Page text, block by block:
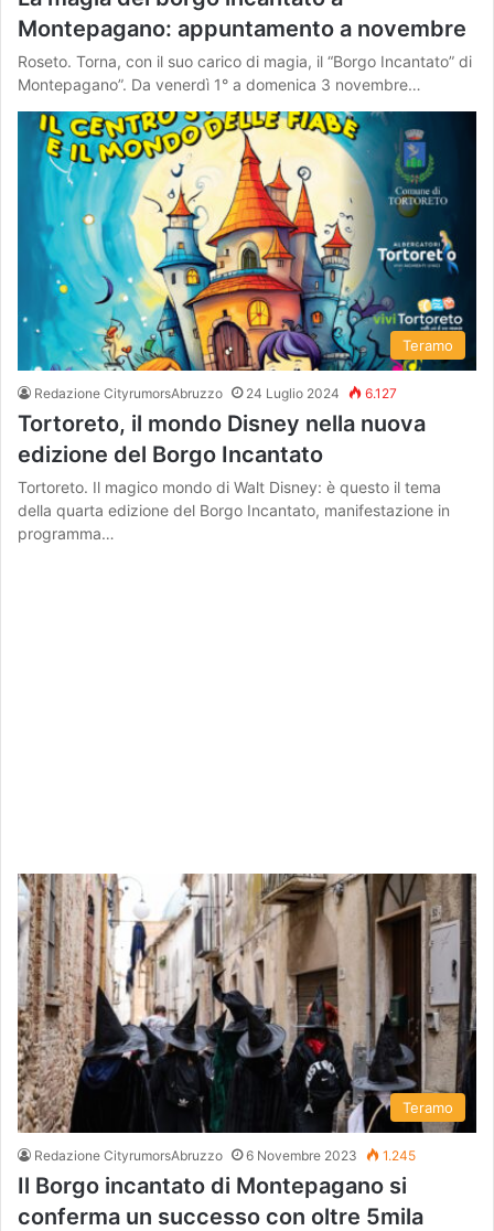
Montepagano: appuntamento a novembre
Roseto. Torna, con il suo carico di magia, il “Borgo Incantato” di
Montepagano”. Da venerdì 1° a domenica 3 novembre…
Teramo
Redazione CityrumorsAbruzzo 24 Luglio 2024 6.127
Tortoreto, il mondo Disney nella nuova
edizione del Borgo Incantato
Tortoreto. Il magico mondo di Walt Disney: è questo il tema
della quarta edizione del Borgo Incantato, manifestazione in
programma…
Teramo
Redazione CityrumorsAbruzzo 6 Novembre 2023 1.245
Il Borgo incantato di Montepagano si
conferma un successo con oltre 5mila